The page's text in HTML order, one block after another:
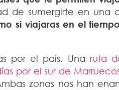
de sumergirte en una
si viajaras en el
por el país. Una ruta
por el sur de
zonas nos han